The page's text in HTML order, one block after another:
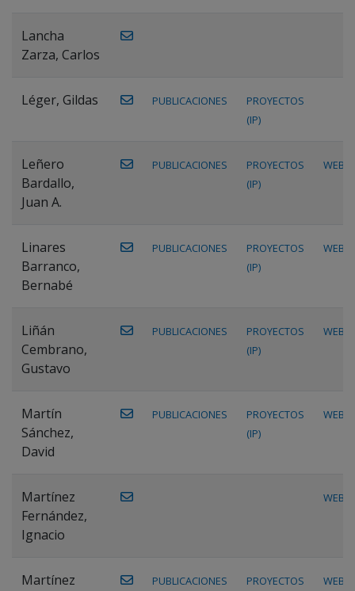
Lancha
Zarza, Carlos
Léger, Gildas PUBLICACIONES
PROYECTOS
(IP)
Leñero
Bardallo,
Juan A.
PUBLICACIONES
PROYECTOS
(IP)
WEB
Linares
Barranco,
Bernabé
PUBLICACIONES
PROYECTOS
(IP)
WEB
Liñán
Cembrano,
Gustavo
PUBLICACIONES
PROYECTOS
(IP)
WEB
Martín
Sánchez,
David
PUBLICACIONES
PROYECTOS
(IP)
WEB
Martínez
Fernández,
Ignacio
WEB
Martínez
PUBLICACIONES
PROYECTOS
WEB